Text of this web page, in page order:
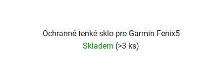
Ochranné tenké sklo pro Garmin Fenix5
Skladem (>3 ks)